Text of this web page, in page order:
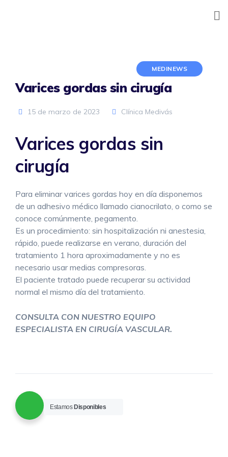
MEDINEWS
Varices gordas sin cirugía
15 de marzo de 2023 Clínica Medivás
Varices gordas sin
cirugía
Para eliminar varices gordas hoy en día disponemos
de un adhesivo médico llamado cianocrilato, o como se
conoce comúnmente, pegamento.
Es un procedimiento: sin hospitalización ni anestesia,
rápido, puede realizarse en verano, duración del
tratamiento 1 hora aproximadamente y no es
necesario usar medias compresoras.
El paciente tratado puede recuperar su actividad
normal el mismo día del tratamiento.
CONSULTA CON NUESTRO EQUIPO
ESPECIALISTA EN CIRUGÍA VASCULAR.
Estamos Disponibles